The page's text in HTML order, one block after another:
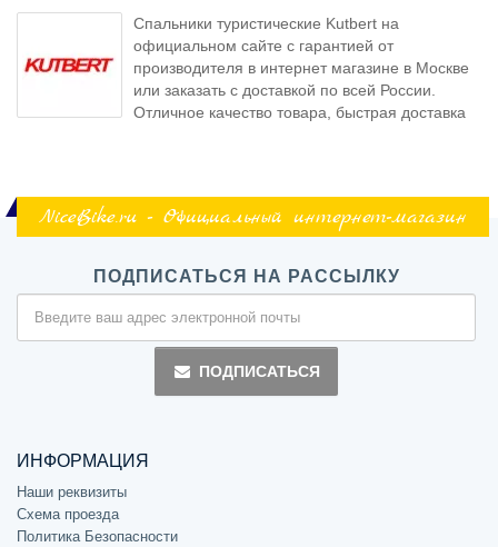
Спальники туристические Kutbert на
официальном сайте с гарантией от
производителя в интернет магазине в Москве
или заказать с доставкой по всей России.
Отличное качество товара, быстрая доставка
NiceBike.ru - Официальный интернет-магазин
ПОДПИСАТЬСЯ НА РАССЫЛКУ
ПОДПИСАТЬСЯ
ИНФОРМАЦИЯ
Наши реквизиты
Схема проезда
Политика Безопасности